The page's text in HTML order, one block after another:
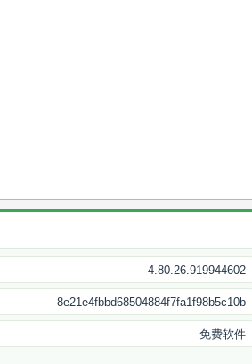
4.80.26.919944602
8e21e4fbbd68504884f7fa1f98b5c10b
免费软件